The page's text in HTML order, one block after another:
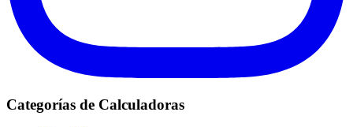
Categorías de Calculadoras